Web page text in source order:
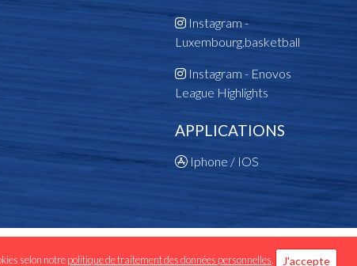
Instagram -
Luxembourg.basketball
Instagram - Enovos
League Highlights
APPLICATIONS
Iphone / IOS
personnelles
selon notrepolitique de traitement des données personnelles. J'accepte